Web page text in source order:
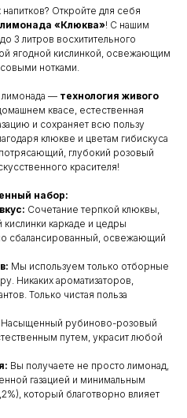
Откройте для себя
«Клюква»! С нашим
3 литров восхитительного
ягодной кислинкой, освежающим
нотками.
лимонада — технология живого
квасе, естественная
и сохраняет всю пользу
клюкве и цветам гибискуса
глубокий розовый
красителя!
набор:
Сочетание терпкой клюквы,
каркаде и цедры
сбалансированный, освежающий
Мы используем только отборные
Никаких ароматизаторов,
Только чистая польза
Насыщенный рубиново-розовый
путем, украсит любой
Вы получаете не просто лимонад,
газацией и минимальным
который благотворно влияет